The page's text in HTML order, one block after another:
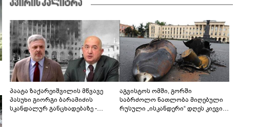
პაატა ზაქარეიშვილის მწვავე
პასუხი გიორგი ბარამიძის
სკანდალურ განცხადებაზე -
აგვისტოს ომში, გორში
საბრძოლო ნათლობა მიღებული
რუსული „ისკანდერი“ დღეს კიევის